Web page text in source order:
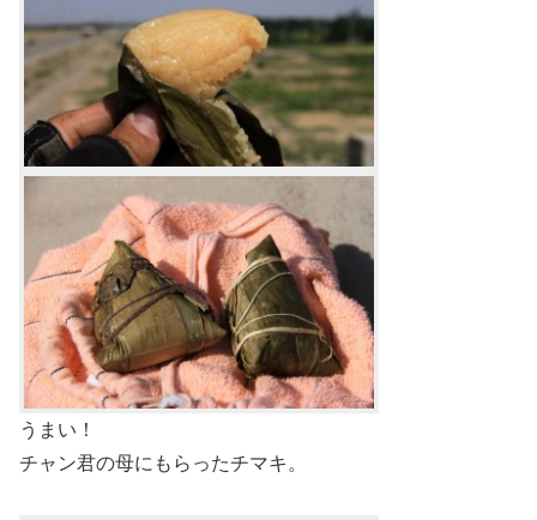
うまい！
チャン君の母にもらったチマキ。